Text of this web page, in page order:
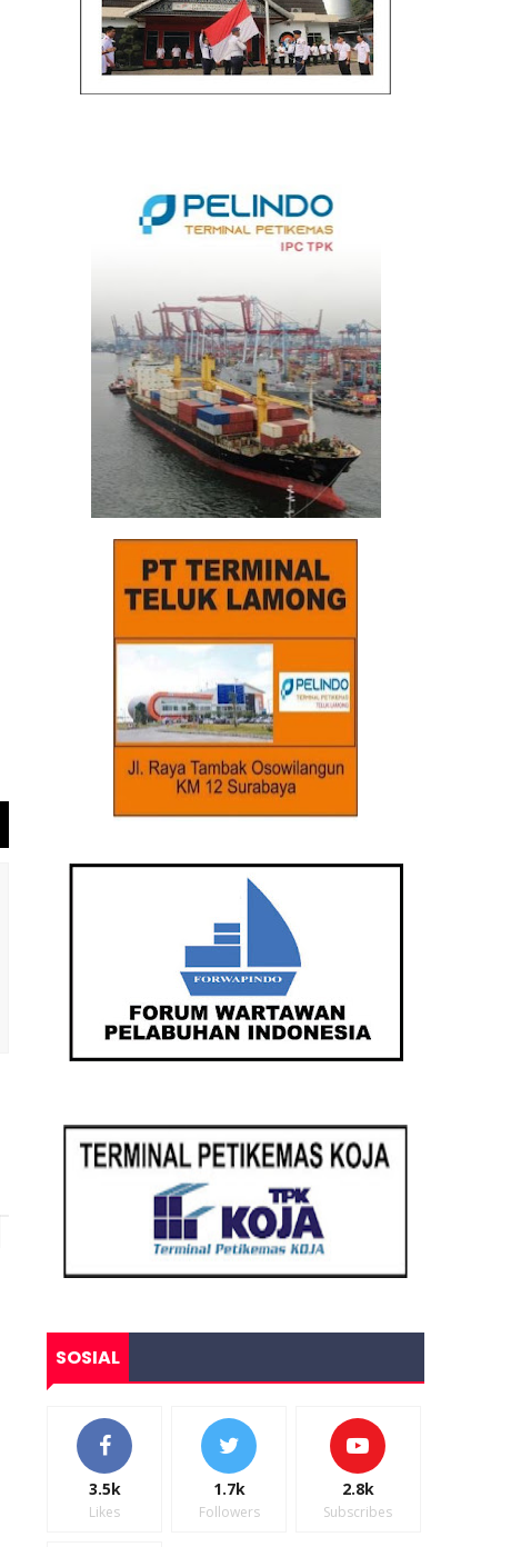
SOSIAL
3.5k
Likes
1.7k
Followers
2.8k
Subscribes